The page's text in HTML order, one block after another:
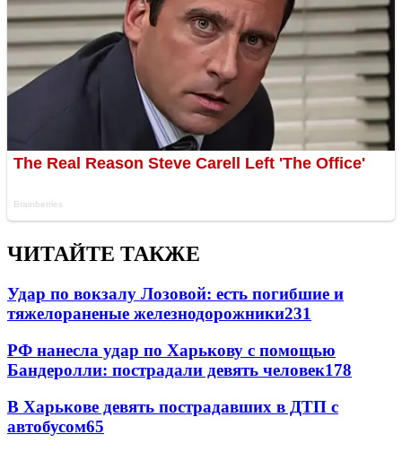
ЧИТАЙТЕ ТАКЖЕ
Удар по вокзалу Лозовой: есть погибшие и
тяжелораненые железнодорожники231
РФ нанесла удар по Харькову с помощью
Бандеролли: пострадали девять человек178
В Харькове девять пострадавших в ДТП с
автобусом65